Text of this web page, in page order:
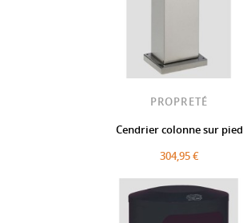
PROPRETÉ
Cendrier colonne sur pied
304,95 €